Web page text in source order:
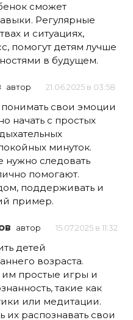
сможет
Регулярные
и ситуациях,
помогут детям лучше
в будущем.
автор 21.06.2025 в 03:58
свои эмоции
начать с простых
минуток.
нужно следовать
помогают.
поддерживать и
пример.
автор 15.07.2025 в 11:32
детей
возраста.
простые игры и
такие как
или медитации.
их распознавать свои